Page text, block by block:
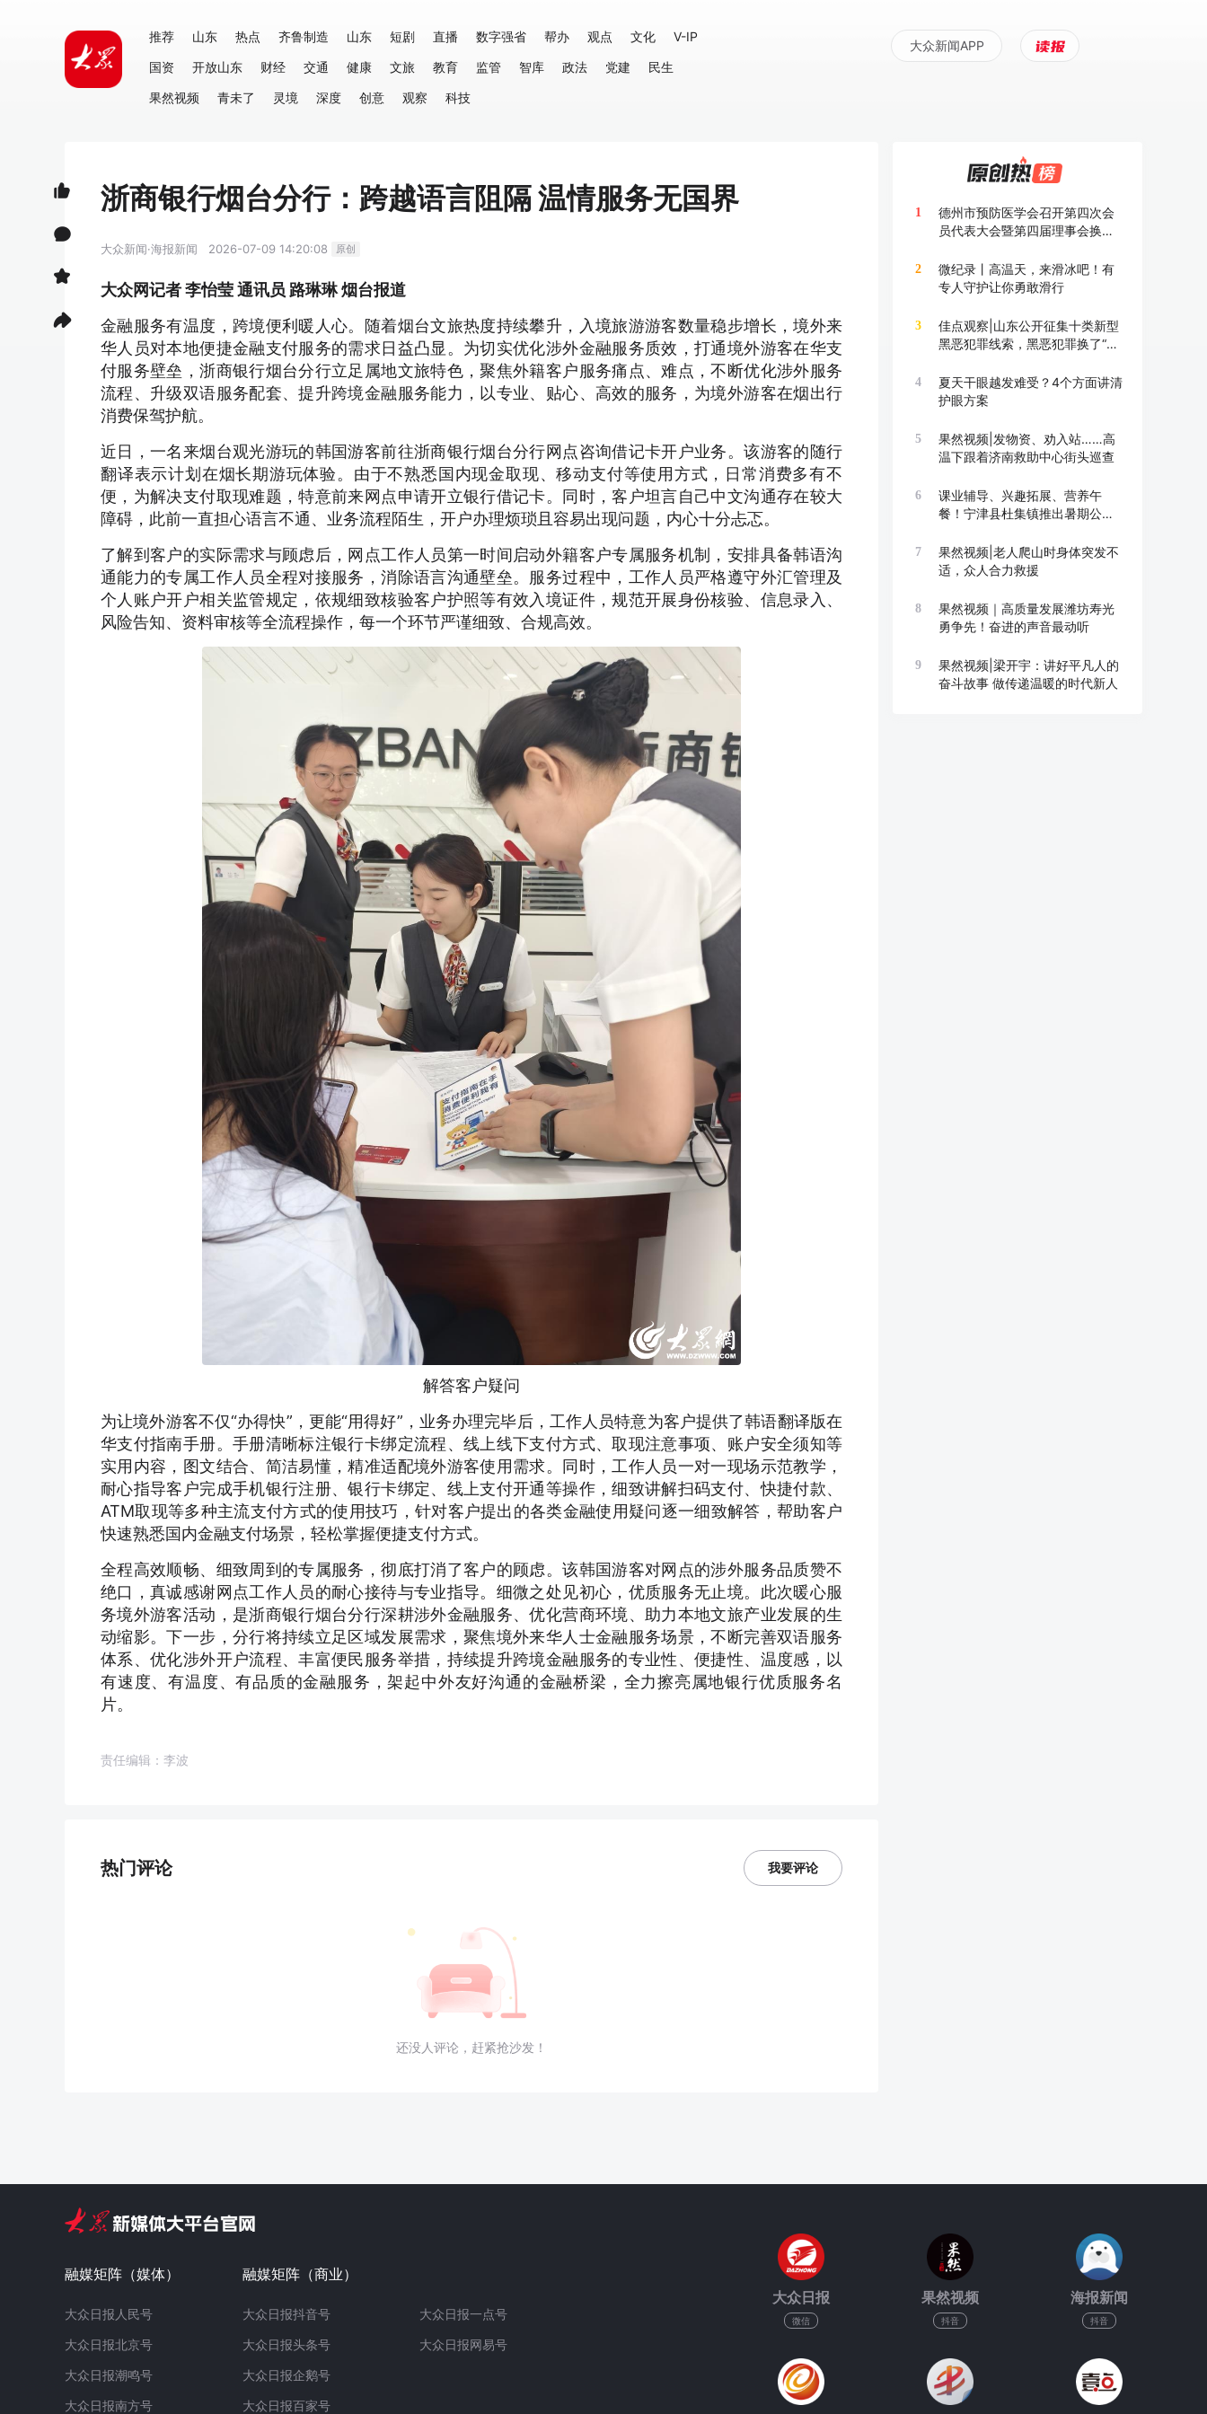
推荐 山东 热点 齐鲁制造 山东 短剧 直播 数字强省 帮办 观点 文化
V-IP
国资
开放山东 财经 交通 健康 文旅 教育 监管 智库 政法 党建
民生
果然视频
青未了 灵境 深度 创意 观察 科技
大众新闻APP
浙商银行烟台分行：跨越语言阻隔 温情服务无国界
大众新闻·海报新闻 2026-07-09 14:20:08 原创
大众网记者 李怡莹 通讯员 路琳琳 烟台报道
金融服务有温度，跨境便利暖人心。随着烟台文旅热度持续攀升，入境旅游游客数量稳步增长，境外来
华人员对本地便捷金融支付服务的需求日益凸显。为切实优化涉外金融服务质效，打通境外游客在华支
付服务壁垒，浙商银行烟台分行立足属地文旅特色，聚焦外籍客户服务痛点、难点，不断优化涉外服务
流程、升级双语服务配套、提升跨境金融服务能力，以专业、贴心、高效的服务，为境外游客在烟出行
消费保驾护航。
近日，一名来烟台观光游玩的韩国游客前往浙商银行烟台分行网点咨询借记卡开户业务。该游客的随行
翻译表示计划在烟长期游玩体验。由于不熟悉国内现金取现、移动支付等使用方式，日常消费多有不
便，为解决支付取现难题，特意前来网点申请开立银行借记卡。同时，客户坦言自己中文沟通存在较大
障碍，此前一直担心语言不通、业务流程陌生，开户办理烦琐且容易出现问题，内心十分忐忑。
了解到客户的实际需求与顾虑后，网点工作人员第一时间启动外籍客户专属服务机制，安排具备韩语沟
通能力的专属工作人员全程对接服务，消除语言沟通壁垒。服务过程中，工作人员严格遵守外汇管理及
个人账户开户相关监管规定，依规细致核验客户护照等有效入境证件，规范开展身份核验、信息录入、
风险告知、资料审核等全流程操作，每一个环节严谨细致、合规高效。
解答客户疑问
为让境外游客不仅“办得快”，更能“用得好”，业务办理完毕后，工作人员特意为客户提供了韩语翻译版在
华支付指南手册。手册清晰标注银行卡绑定流程、线上线下支付方式、取现注意事项、账户安全须知等
实用内容，图文结合、简洁易懂，精准适配境外游客使用需求。同时，工作人员一对一现场示范教学，
耐心指导客户完成手机银行注册、银行卡绑定、线上支付开通等操作，细致讲解扫码支付、快捷付款、
ATM取现等多种主流支付方式的使用技巧，针对客户提出的各类金融使用疑问逐一细致解答，帮助客户
快速熟悉国内金融支付场景，轻松掌握便捷支付方式。
全程高效顺畅、细致周到的专属服务，彻底打消了客户的顾虑。该韩国游客对网点的涉外服务品质赞不
绝口，真诚感谢网点工作人员的耐心接待与专业指导。细微之处见初心，优质服务无止境。此次暖心服
务境外游客活动，是浙商银行烟台分行深耕涉外金融服务、优化营商环境、助力本地文旅产业发展的生
动缩影。下一步，分行将持续立足区域发展需求，聚焦境外来华人士金融服务场景，不断完善双语服务
体系、优化涉外开户流程、丰富便民服务举措，持续提升跨境金融服务的专业性、便捷性、温度感，以
有速度、有温度、有品质的金融服务，架起中外友好沟通的金融桥梁，全力擦亮属地银行优质服务名
片。
责任编辑：李波
热门评论 我要评论
还没人评论，赶紧抢沙发！
1
德州市预防医学会召开第四次会
员代表大会暨第四届理事会换届
2
微纪录丨高温天，来滑冰吧！有
专人守护让你勇敢滑行
3
佳点观察|山东公开征集十类新型
黑恶犯罪线索，黑恶犯罪换了“马
4
夏天干眼越发难受？4个方面讲清
护眼方案
5
果然视频|发物资、劝入站……高
温下跟着济南救助中心街头巡查
6
课业辅导、兴趣拓展、营养午
餐！宁津县杜集镇推出暑期公益
7
果然视频|老人爬山时身体突发不
适，众人合力救援
8
果然视频｜高质量发展潍坊寿光
勇争先！奋进的声音最动听
9
果然视频|梁开宇：讲好平凡人的
奋斗故事 做传递温暖的时代新人
融媒矩阵（媒体）
大众日报人民号
大众日报北京号
大众日报潮鸣号
大众日报南方号
融媒矩阵（商业）
大众日报抖音号
大众日报头条号
大众日报企鹅号
大众日报百家号
大众日报一点号
大众日报网易号
大众日报
微信
果然视频
抖音
海报新闻
抖音